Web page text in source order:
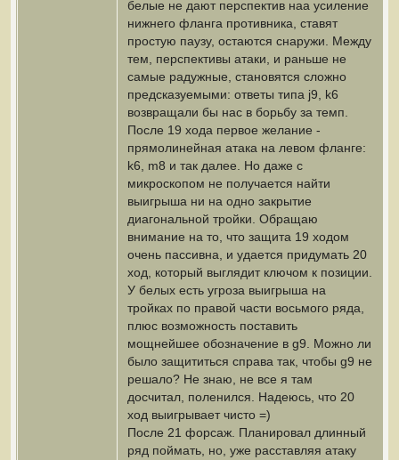
белые не дают перспектив наа усиление
нижнего фланга противника, ставят
простую паузу, остаются снаружи. Между
тем, перспективы атаки, и раньше не
самые радужные, становятся сложно
предсказуемыми: ответы типа j9, k6
возвращали бы нас в борьбу за темп.
После 19 хода первое желание -
прямолинейная атака на левом фланге:
k6, m8 и так далее. Но даже с
микроскопом не получается найти
выигрыша ни на одно закрытие
диагональной тройки. Обращаю
внимание на то, что защита 19 ходом
очень пассивна, и удается придумать 20
ход, который выглядит ключом к позиции.
У белых есть угроза выигрыша на
тройках по правой части восьмого ряда,
плюс возможность поставить
мощнейшее обозначение в g9. Можно ли
было защититься справа так, чтобы g9 не
решало? Не знаю, не все я там
досчитал, поленился. Надеюсь, что 20
ход выигрывает чисто =)
После 21 форсаж. Планировал длинный
ряд поймать, но, уже расставляя атаку